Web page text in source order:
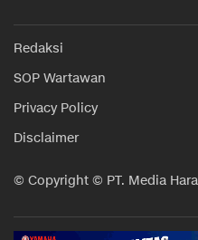
Redaksi
SOP Wartawan
Privacy Policy
Disclaimer
© Copyright © PT. Media